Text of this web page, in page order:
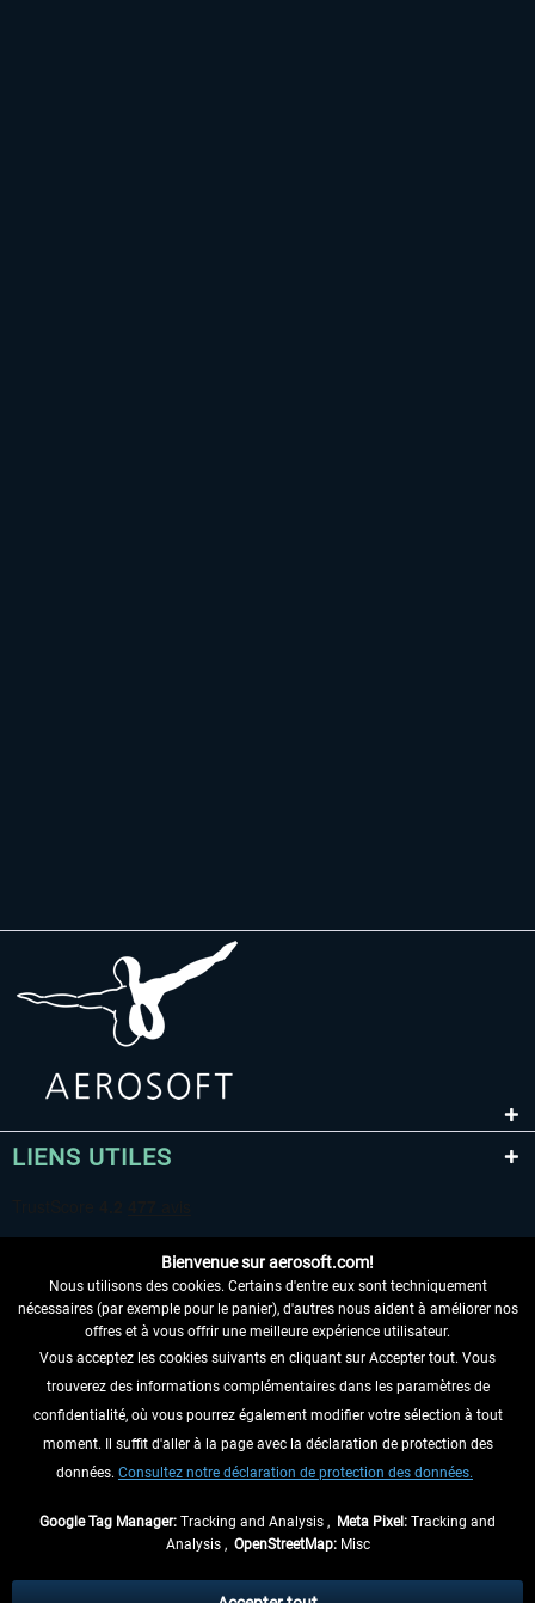
LIENS UTILES
RENONCER AU CONTRAT ICI
INFORMATIONS
NE MANQUEZ PAS LES DERNIÈRES
échéant, frais de remboursement, si aucune description contraire.
Bienvenue sur aerosoft.com!
Nous utilisons des cookies. Certains d'entre eux sont techniquement
nécessaires (par exemple pour le panier), d'autres nous aident à améliorer nos
offres et à vous offrir une meilleure expérience utilisateur.
Vous acceptez les cookies suivants en cliquant sur Accepter tout. Vous
trouverez des informations complémentaires dans les paramètres de
confidentialité, où vous pourrez également modifier votre sélection à tout
moment. Il suffit d'aller à la page avec la déclaration de protection des
données. Consultez notre déclaration de protection des données.
Google Tag Manager: Tracking and Analysis , Meta Pixel: Tracking and
Analysis , OpenStreetMap:Misc